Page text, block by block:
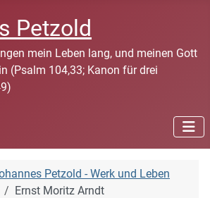
mein Leben lang, und meinen Gott
(Psalm 104,33; Kanon für drei
Petzold - Werk und Leben
Ernst Moritz Arndt